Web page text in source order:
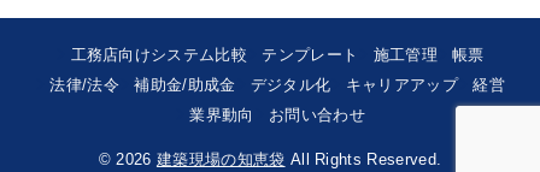
工務店向けシステム比較 テンプレート 施工管理
帳票
法律/法令
補助金/助成金 デジタル化 キャリアアップ
経営
業界動向
お問い合わせ
© 2026 建築現場の知恵袋 All Rights Reserved.